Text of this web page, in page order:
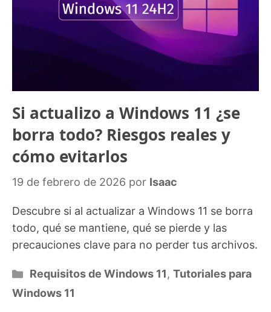
Si actualizo a Windows 11 ¿se
borra todo? Riesgos reales y
cómo evitarlos
19 de febrero de 2026 por Isaac
Descubre si al actualizar a Windows 11 se borra
todo, qué se mantiene, qué se pierde y las
precauciones clave para no perder tus archivos.
Categorías
Requisitos de Windows 11, Tutoriales para
Windows 11